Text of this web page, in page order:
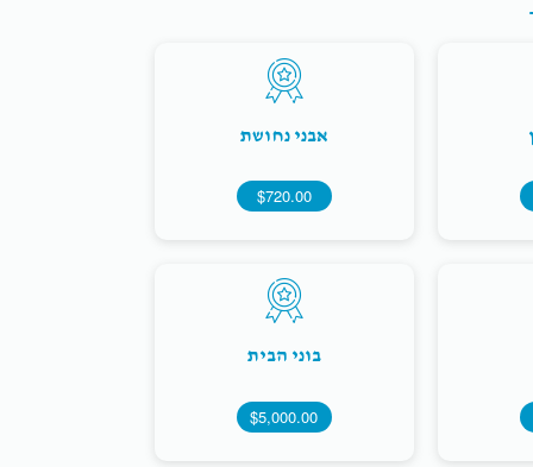
אבני נחושת
$720.00
בוני הבית
$5,000.00